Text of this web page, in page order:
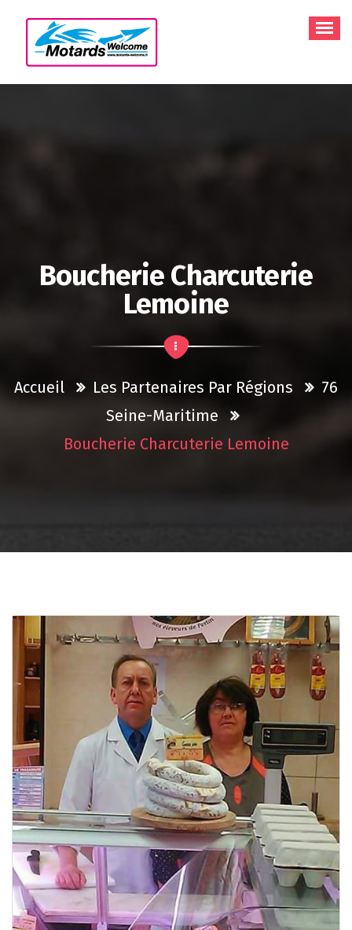
contenu
Boucherie Charcuterie
Lemoine
Accueil Les Partenaires Par Régions
76
Seine-Maritime
Boucherie Charcuterie Lemoine